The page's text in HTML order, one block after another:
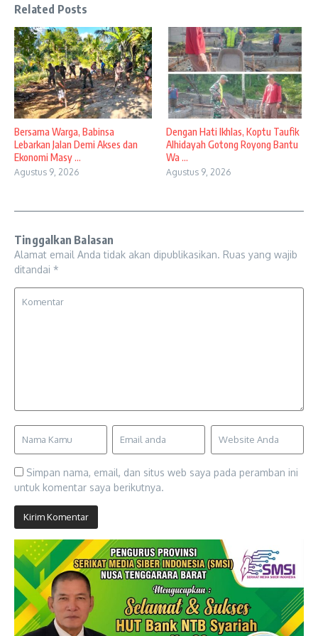
Related Posts
Bersama Warga, Babinsa
Lebarkan Jalan Demi Akses dan
Ekonomi Masy ...
Agustus 9, 2026
Dengan Hati Ikhlas, Koptu Taufik
Alhidayah Gotong Royong Bantu
Wa ...
Agustus 9, 2026
Tinggalkan Balasan
Alamat email Anda tidak akan dipublikasikan. Ruas yang wajib
ditandai *
Simpan nama, email, dan situs web saya pada peramban ini
untuk komentar saya berikutnya.